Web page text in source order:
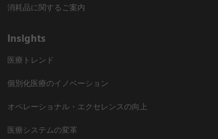
消耗品に関するご案内
Insights
医療トレンド
個別化医療のイノベーション
オペレーショナル・エクセレンスの向上
医療システムの変革